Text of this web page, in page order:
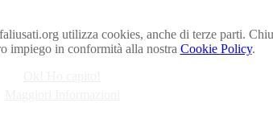
utilizza cookies, anche di terze parti.
impiego in conformità alla nostra Cookie Policy.